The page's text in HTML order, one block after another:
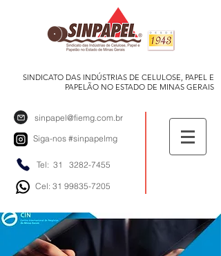
SINDICATO DAS INDÚSTRIAS DE CELULOSE, PAPEL E
PAPELÃO NO ESTADO DE MINAS GERAIS
sinpapel@fiemg.com.br
Siga-nos #sinpapelmg
Tel: 31 3282-7455
Cel: 31 99835-7205